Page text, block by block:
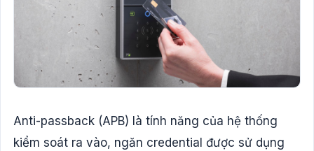
Anti-passback (APB) là tính năng của hệ thống
kiểm soát ra vào, ngăn credential được sử dụng